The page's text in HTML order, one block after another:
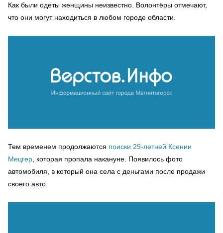
Как были одеты женщины неизвестно. Волонтёры отмечают,
что они могут находиться в любом городе области.
Тем временем продолжаются поиски 29-летней Ксении
Мецгер , которая пропала накануне. Появилось фото
автомобиля, в который она села с деньгами после продажи
своего авто.